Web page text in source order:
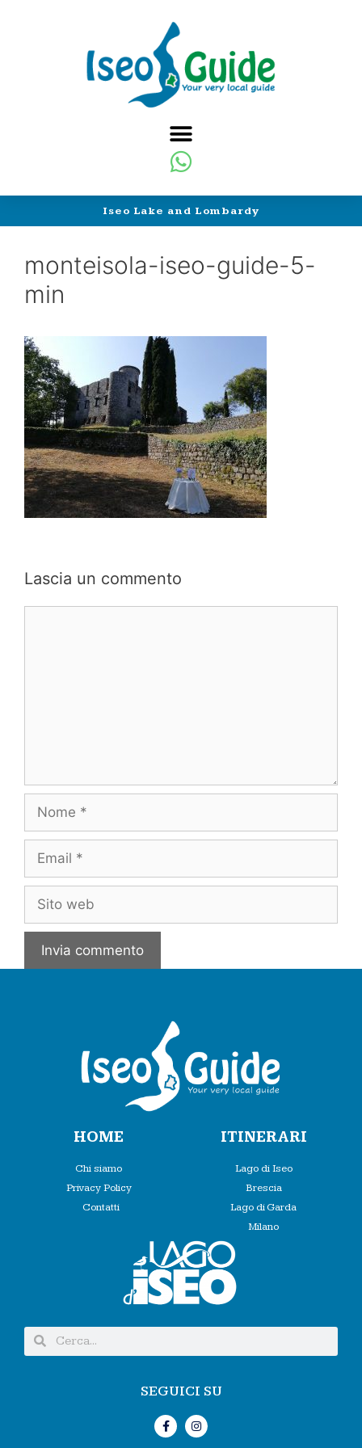
Iseo Lake and Lombardy
monteisola-iseo-guide-5-
min
Lascia un commento
HOME
Chi siamo
Privacy Policy
Contatti
ITINERARI
Lago di Iseo
Brescia
Lago di Garda
Milano
SEGUICI SU